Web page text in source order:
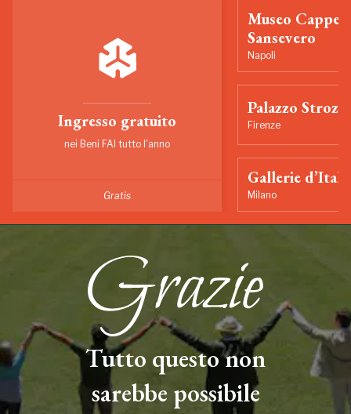
Ingresso gratuito
nei Beni FAI tutto l'anno
Gratis
Museo
Sansevero
Napoli
Palazzo Strozzi
Firenze
Gallerie
Milano
Tutto questo non
sarebbe possibile